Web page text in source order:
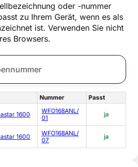
oder -nummer
zu Ihrem Gerät, wenn es als
ist. Verwenden Sie nicht
Browsers.
Nummer Passt
1600
WFO168ANL/
01
ja
1600
WFO168ANL/
07
ja